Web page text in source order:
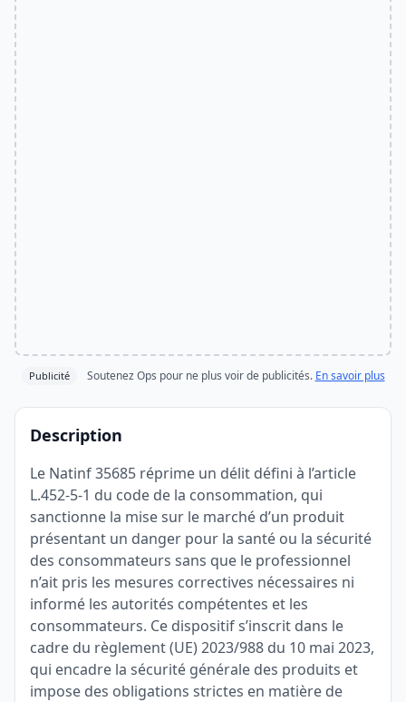
Publicité Soutenez Ops pour ne plus voir de publicités. En savoir plus
Description
Le Natinf 35685 réprime un délit défini à l’article
L.452-5-1 du code de la consommation, qui
sanctionne la mise sur le marché d’un produit
présentant un danger pour la santé ou la sécurité
des consommateurs sans que le professionnel
n’ait pris les mesures correctives nécessaires ni
informé les autorités compétentes et les
consommateurs. Ce dispositif s’inscrit dans le
cadre du règlement (UE) 2023/988 du 10 mai 2023,
qui encadre la sécurité générale des produits et
impose des obligations strictes en matière de